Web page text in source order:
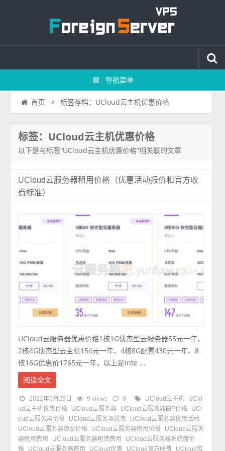
导航菜单
首页 标签存档：UCloud云主机优惠价格
标签：UCloud云主机优惠价格
以下是与标签“UCloud云主机优惠价格”相关联的文章
UCloud云服务器租用价格（优惠活动报价和官方收
费标准）
UCloud云服务器优惠价格1核1G快杰型云服务器55元一年、
2核4G快杰型云主机154元一年、4核8G配置430元一年、8
核16G优惠价1765元一年，以上是Inte ...
阅读全文
2022年6月25日 9 views 0 UCloud云主机
UClo
ud云主机优惠价格
UCloud云服务器 UCloud云服务器EIP价格
UCl
oud云服务器价格
UCloud云服务器优惠
UCloud云服务器优惠活动
UCloud云服务器带宽价格
UCloud云服务器租用价格
UCloud云服务
器租用费用
UCloud云服务器租赁费用
UCloud云服务器系统盘价
格
UCloud云服务器费用 UCloud优惠 UCloud官方收费 UCloud带